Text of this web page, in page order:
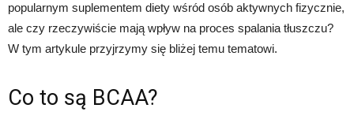
popularnym suplementem diety wśród osób aktywnych fizycznie,
ale czy rzeczywiście mają wpływ na proces spalania tłuszczu?
W tym artykule przyjrzymy się bliżej temu tematowi.
Co to są BCAA?